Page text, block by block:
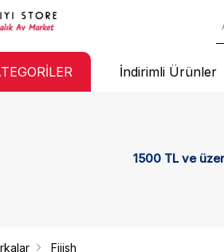
İndirimli Ürünler
1500 TL ve
Fiiish